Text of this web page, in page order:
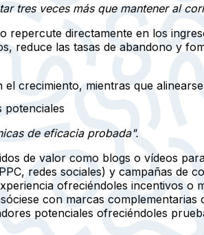
tres veces más que mantener al
directamente en los
reduce las tasas de abandono y
crecimiento, mientras que
potenciales
de eficacia probada".
de valor como blogs o vídeos
redes sociales) y campañas de
ofreciéndoles incentivos o
con marcas
potenciales ofreciéndoles